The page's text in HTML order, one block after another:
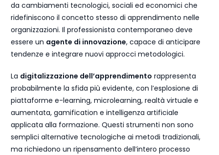
da cambiamenti tecnologici, sociali ed economici che
ridefiniscono il concetto stesso di apprendimento nelle
organizzazioni. Il professionista contemporaneo deve
essere un agente di innovazione, capace di anticipare
tendenze e integrare nuovi approcci metodologici.
La digitalizzazione dell’apprendimento rappresenta
probabilmente la sfida più evidente, con l’esplosione di
piattaforme e-learning, microlearning, realtà virtuale e
aumentata, gamification e intelligenza artificiale
applicata alla formazione. Questi strumenti non sono
semplici alternative tecnologiche ai metodi tradizionali,
ma richiedono un ripensamento dell’intero processo